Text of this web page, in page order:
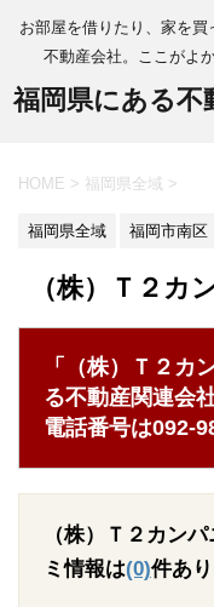
お部屋を借りたり、家を
不動産会社。ここがよ
福岡県にある不
HOME > 福岡県全域 >
福岡県全域 福岡市南区
（株）Ｔ２カ
「（株）Ｔ２カ
る不動産関連会
電話番号は092-
（株）Ｔ２カン
ミ情報は(0)件あり